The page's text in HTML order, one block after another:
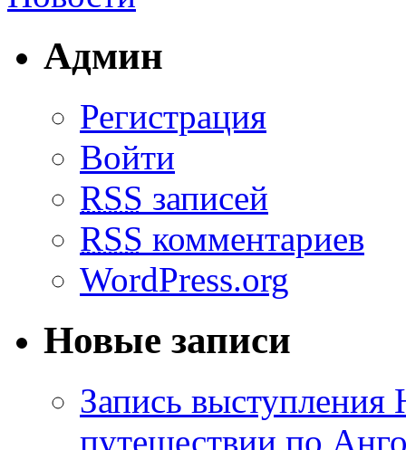
Админ
Регистрация
Войти
RSS записей
RSS комментариев
WordPress.org
Новые записи
Запись
путешествии по